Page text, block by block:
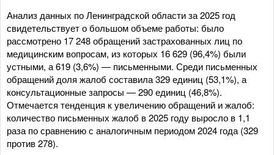
Анализ данных по Ленинградской области за 2025 год
свидетельствует о большом объеме работы: было
рассмотрено 17 248 обращений застрахованных лиц по
медицинским вопросам, из которых 16 629 (96,4%) были
устными, а 619 (3,6%) — письменными. Среди письменных
обращений доля жалоб составила 329 единиц (53,1%), а
консультационные запросы — 290 единиц (46,8%).
Отмечается тенденция к увеличению обращений и жалоб:
количество письменных жалоб в 2025 году выросло в 1,1
раза по сравнению с аналогичным периодом 2024 года (329
против 278).